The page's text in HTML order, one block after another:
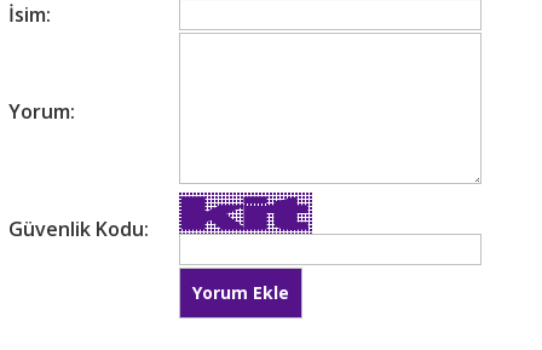
İsim:
Yorum:
Güvenlik Kodu: